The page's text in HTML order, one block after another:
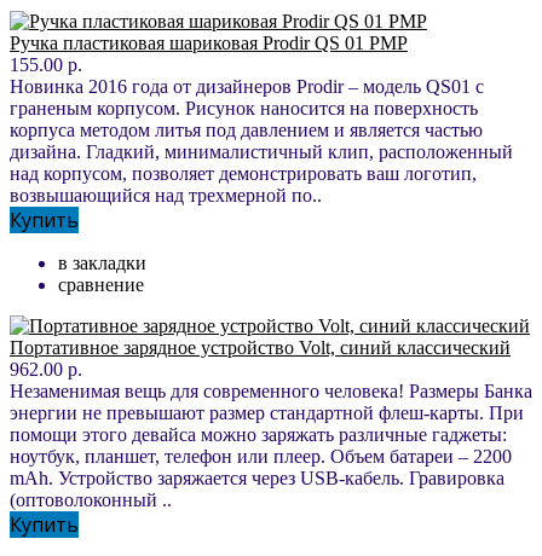
Ручка пластиковая шариковая Prodir QS 01 PMP
155.00 р.
Новинка 2016 года от дизайнеров Prodir – модель QS01 с
граненым корпусом. Рисунок наносится на поверхность
корпуса методом литья под давлением и является частью
дизайна. Гладкий, минималистичный клип, расположенный
над корпусом, позволяет демонстрировать ваш логотип,
возвышающийся над трехмерной по..
Купить
в закладки
сравнение
Портативное зарядное устройство Volt, синий классический
962.00 р.
Незаменимая вещь для современного человека! Размеры Банка
энергии не превышают размер стандартной флеш-карты. При
помощи этого девайса можно заряжать различные гаджеты:
ноутбук, планшет, телефон или плеер. Объем батареи – 2200
mAh. Устройство заряжается через USB-кабель. Гравировка
(оптоволоконный ..
Купить